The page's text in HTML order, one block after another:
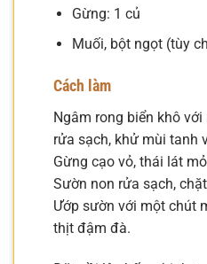
Gừng: 1 củ
Muối, bột ngọt (tùy
Cách làm
Ngâm rong biển khô
rửa sạch, khử mùi tanh
Gừng cạo vỏ, thái lát
Sườn non rửa sạch,
Ướp sườn với một chút
thịt đậm đà.